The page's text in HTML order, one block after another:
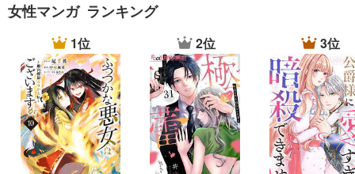
融点～とけあい～【タテヨミ】第35話
82円 (税込)
カート
試し読み
あらすじを表示する
女性マンガ ランキング
1位 2位 3位